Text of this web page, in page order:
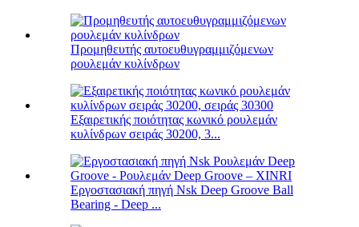
Προμηθευτής αυτοευθυγραμμιζόμενων
ρουλεμάν κυλίνδρων
Εξαιρετικής ποιότητας κωνικό ρουλεμάν
κυλίνδρων σειράς 30200, 3...
Εργοστασιακή πηγή Nsk Deep Groove Ball
Bearing - Deep ...